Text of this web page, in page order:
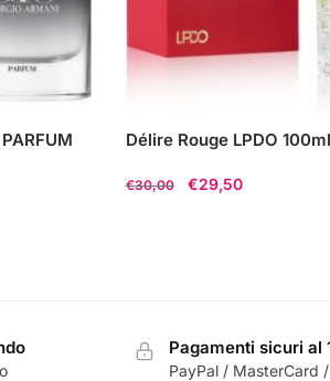
Délire Rouge LPDO
€30,00
Il
€29,50
Pagamenti sicuri al
PayPal / MasterCard